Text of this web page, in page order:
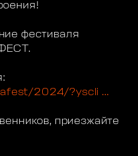
фестиваля
2024/?yscli ...
приезжайте